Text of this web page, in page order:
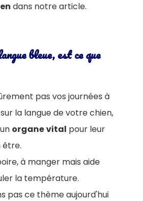
dans notre article.
bleue, est ce que
pas vos journées à
la langue de votre chien,
organevital pour leur
être.
à manger mais aide
la température.
pas ce thème aujourd'hui